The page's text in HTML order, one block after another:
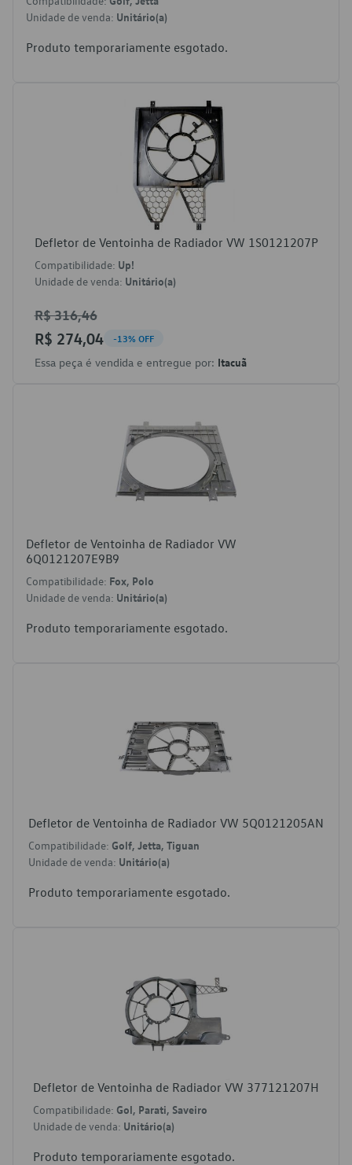
Unidade de venda: Unitário(a)
Produto temporariamente esgotado.
Defletor de Ventoinha de Radiador VW 1S0121207P
Compatibilidade: Up!
Unidade de venda: Unitário(a)
R$ 316,46
R$ 274,04 -13% OFF
Essa peça é vendida e entregue por: Itacuã
Defletor de Ventoinha de Radiador VW
6Q0121207E9B9
Compatibilidade: Fox, Polo
Unidade de venda: Unitário(a)
Produto temporariamente esgotado.
Defletor de Ventoinha de Radiador VW 5Q0121205AN
Compatibilidade: Golf, Jetta, Tiguan
Unidade de venda: Unitário(a)
Produto temporariamente esgotado.
Defletor de Ventoinha de Radiador VW 377121207H
Compatibilidade: Gol, Parati, Saveiro
Unidade de venda: Unitário(a)
Produto temporariamente esgotado.